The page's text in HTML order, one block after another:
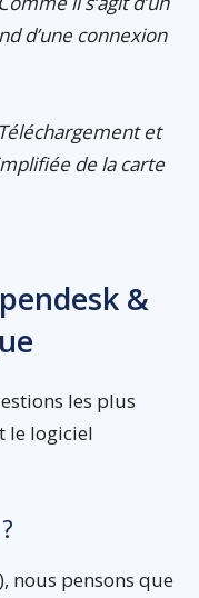
d’une connexion
Téléchargement et
de la carte
&
les plus
le logiciel
nous pensons que